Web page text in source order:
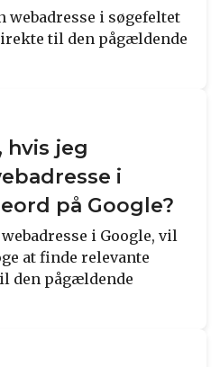
webadresse i søgefeltet
til den pågældende
hvis jeg
i
på Google?
i Google, vil
at finde relevante
den pågældende